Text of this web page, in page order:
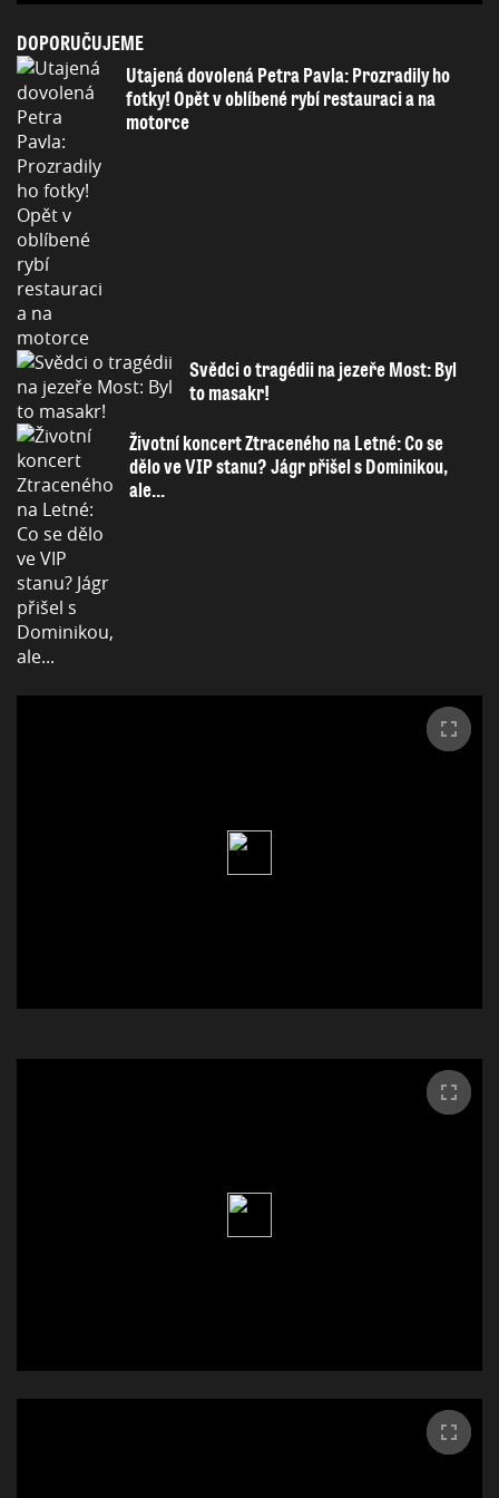
DOPORUČUJEME
Utajená dovolená Petra Pavla: Prozradily ho
fotky! Opět v oblíbené rybí restauraci a na
motorce
Svědci o tragédii na jezeře Most: Byl
to masakr!
Životní koncert Ztraceného na Letné: Co se
dělo ve VIP stanu? Jágr přišel s Dominikou,
ale...